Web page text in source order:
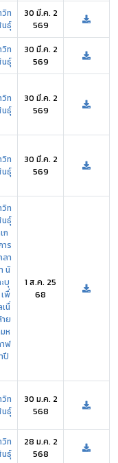
วิท
ธุ์
30 มี.ค. 2
569
วิท
ธุ์
30 มี.ค. 2
569
วิท
ธุ์
30 มี.ค. 2
569
วิท
ธุ์
30 มี.ค. 2
569
วิท
ธุ์
ก
ร
า
นั
บุ
พื่
นื่
ย
ห
ฬ
ปี
1 ส.ค. 25
68
วิท
ธุ์
30 ม.ค. 2
568
วิท
ธุ์
28 ม.ค. 2
568